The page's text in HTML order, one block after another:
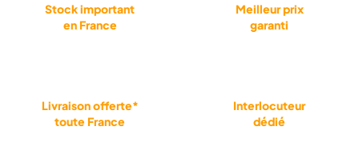
Stock important
en France
Meilleur prix
garanti
Livraison offerte*
toute France
Interlocuteur
dédié